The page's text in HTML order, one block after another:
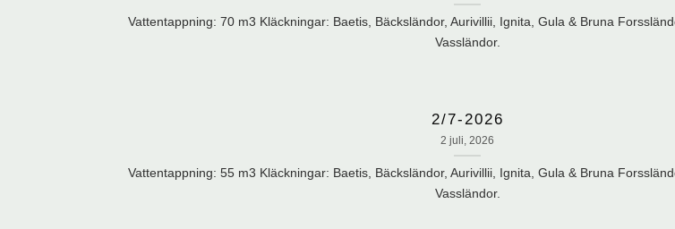
Vattentappning: 70 m3 Kläckningar: Baetis, Bäcksländor, Aurivillii, Ignita, Gula & Bruna
Vassländor.
2/7-2026
2 juli, 2026
Vattentappning: 55 m3 Kläckningar: Baetis, Bäcksländor, Aurivillii, Ignita, Gula & Bruna
Vassländor.